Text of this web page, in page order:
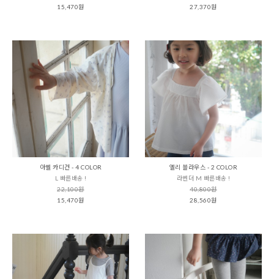
15,470원
27,370원
아벨 카디건 - 4 COLOR
L 빠른배송 !
22,100원
15,470원
엘리 블라우스 - 2 COLOR
라벤더 M 빠른배송 !
40,800원
28,560원